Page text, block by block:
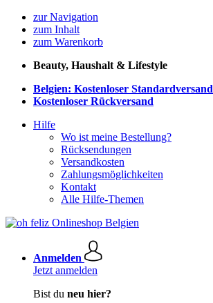
zur Navigation
zum Inhalt
zum Warenkorb
Beauty, Haushalt & Lifestyle
Belgien: Kostenloser Standardversand
Kostenloser Rückversand
Hilfe
Wo ist meine Bestellung?
Rücksendungen
Versandkosten
Zahlungsmöglichkeiten
Kontakt
Alle Hilfe-Themen
Anmelden
Jetzt anmelden
Bist du neu hier?